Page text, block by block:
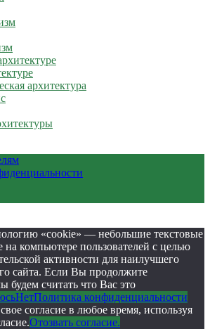
архитектура
«cookie» — небольшие текстовые
компьютере пользователей с целью
активности для наилучшего
сайта. Если Вы продолжите
будем считать что Вас это
НетПолитика конфиденциальности
согласие в любое время, используя
Отозвать согласие.